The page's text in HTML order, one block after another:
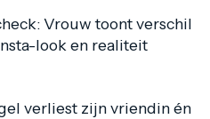
Vrouw toont verschil
look en realiteit
verliest zijn vriendin én